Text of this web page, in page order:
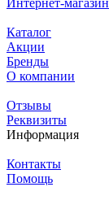
Интернет-магазин
Каталог
Акции
Бренды
О компании
Отзывы
Реквизиты
Информация
Контакты
Помощь